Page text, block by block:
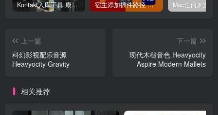
Kontakt入库工具 康泰克入库教程 宿主添加插件路径 插件路径设置 VSTPlugins路径
上一篇
科幻影视配乐音源
Heavyocity Gravity
下一篇
现代木槌音色 Heavyocity
Aspire Modern Mallets
相关推荐